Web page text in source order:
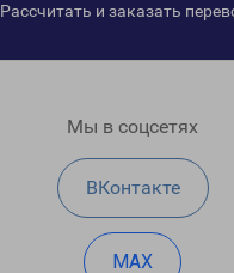
Рассчитать и заказать
Мы в соцсетях
ВКонтакте
MAX